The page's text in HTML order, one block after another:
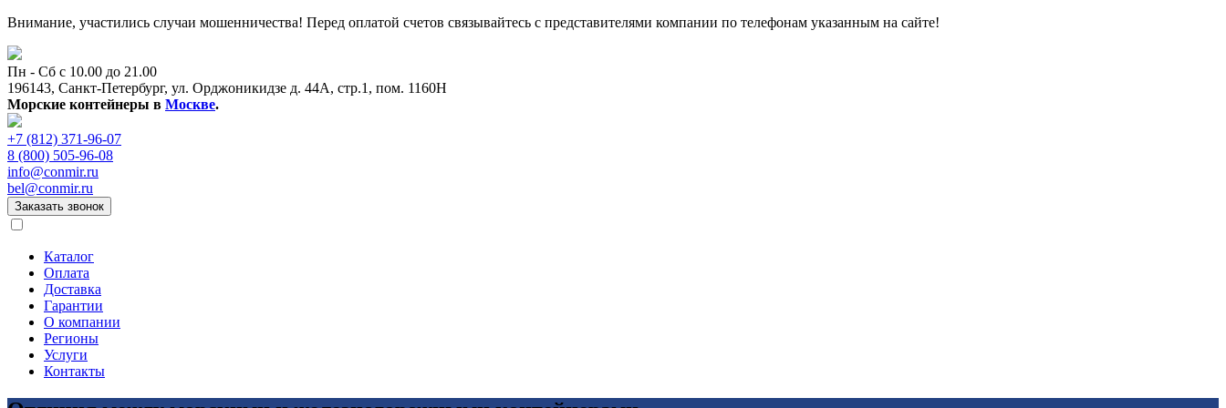
Внимание, участились случаи мошенничества! Перед оплатой счетов связывайтесь с представителями компании по телефонам указанным на сайте!
Пн - Сб с 10.00 до 21.00
196143, Санкт-Петербург, ул. Орджоникидзе д. 44А, стр.1, пом. 1160Н
Морские контейнеры в Москве.
+7 (812) 371-96-07
8 (800) 505-96-08
info@conmir.ru
bel@conmir.ru
Заказать звонок
Каталог
Оплата
Доставка
Гарантии
О компании
Регионы
Услуги
Контакты